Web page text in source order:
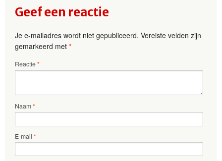
Geef een reactie
Je e-mailadres wordt niet gepubliceerd. Vereiste velden zijn
gemarkeerd met *
Reactie*
Naam*
E-mail *